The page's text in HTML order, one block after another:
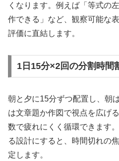
くなります。例えば「等式の
作できる」など、観察可能な
評価に直結します。
1日15分×2回の分割時間
朝と夕に15分ずつ配置し、朝
は文章題か作図で視点を広げ
数で疲れにくく循環できます
る設計にすると、時間切れの
定します。